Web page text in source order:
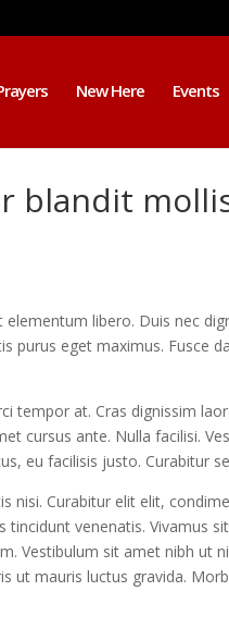
New Here Events
blandit
libero. Duis nec
purus eget maximus. Fusce
tempor at. Cras dignissim
cursus ante. Nulla facilisi.
eu facilisis justo. Curabitur
nisi. Curabitur elit elit,
venenatis. Vivamus
Vestibulum sit amet nibh ut
ut mauris luctus gravida.